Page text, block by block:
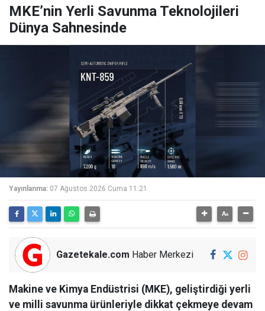
MKE’nin Yerli Savunma Teknolojileri
Dünya Sahnesinde
Yayınlanma: 07 Ağustos 2026 Cuma 11:21
Gazetekale.com Haber Merkezi
Makine ve Kimya Endüstrisi (MKE), geliştirdiği yerli
ve milli savunma ürünleriyle dikkat çekmeye devam